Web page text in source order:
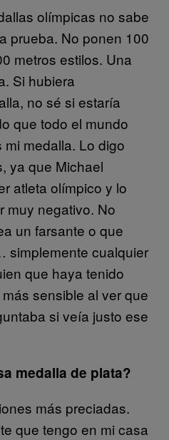
olímpicas no sabe
prueba. No ponen 100
metros estilos. Una
Si hubiera
no sé si estaría
que todo el mundo
medalla. Lo digo
ya que Michael
atleta olímpico y lo
muy negativo. No
un farsante o que
simplemente cualquier
que haya tenido
sensible al ver que
si veía justo ese
medalla de plata?
más preciadas.
que tengo en mi casa